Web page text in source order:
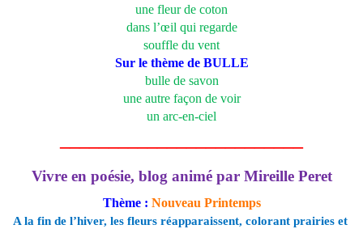
une fleur de coton
dans l’œil qui regarde
souffle du vent
Sur le thème de BULLE
bulle de savon
une autre façon de voir
un arc-en-ciel
Vivre en poésie, blog animé par Mireille Peret
Thème : Nouveau Printemps
A la fin de l’hiver, les fleurs réapparaissent, colorant prairies et